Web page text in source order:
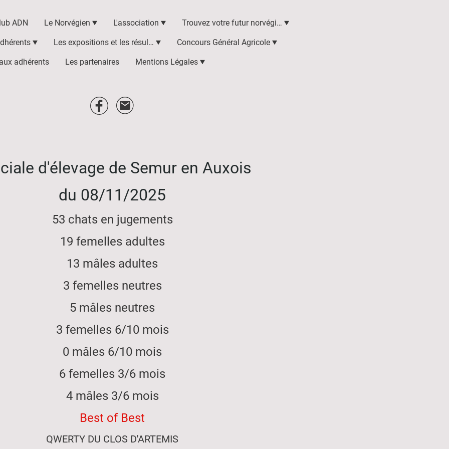
ADN Le Norvégien L'association Trouvez votre futur norvégien
Les expositions et les résultats Concours Général Agricole
adhérents Les partenaires Mentions Légales
d'élevage de Semur en Auxois
du 08/11/2025
53 chats en jugements
19 femelles adultes
13 mâles adultes
3 femelles neutres
5 mâles neutres
3 femelles 6/10 mois
0 mâles 6/10 mois
6 femelles 3/6 mois
4 mâles 3/6 mois
Best of Best
QWERTY DU CLOS D'ARTEMIS